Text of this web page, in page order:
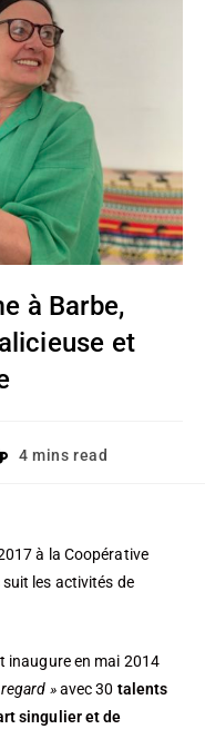
à Barbe,
et
4 mins read
à la Coopérative
les activités de
inaugure en mai 2014
»avec 30 talents
singulier et de